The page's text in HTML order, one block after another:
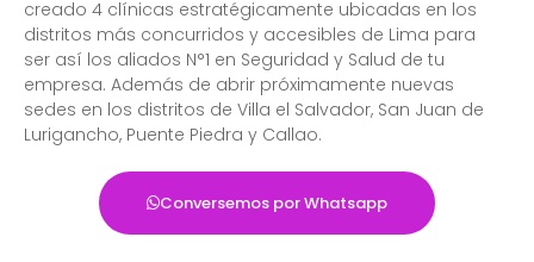
creado 4 clínicas estratégicamente ubicadas en los
distritos más concurridos y accesibles de Lima para
ser así los aliados N°1 en Seguridad y Salud de tu
empresa. Además de abrir próximamente nuevas
sedes en los distritos de Villa el Salvador, San Juan de
Lurigancho, Puente Piedra y Callao.
Conversemos por Whatsapp